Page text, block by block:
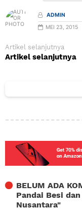
ADMIN
MEI 23, 2015
Artikel selanjutnya
Artikel selanjutnya
BELUM ADA
Pandai Besi
Nusantara"